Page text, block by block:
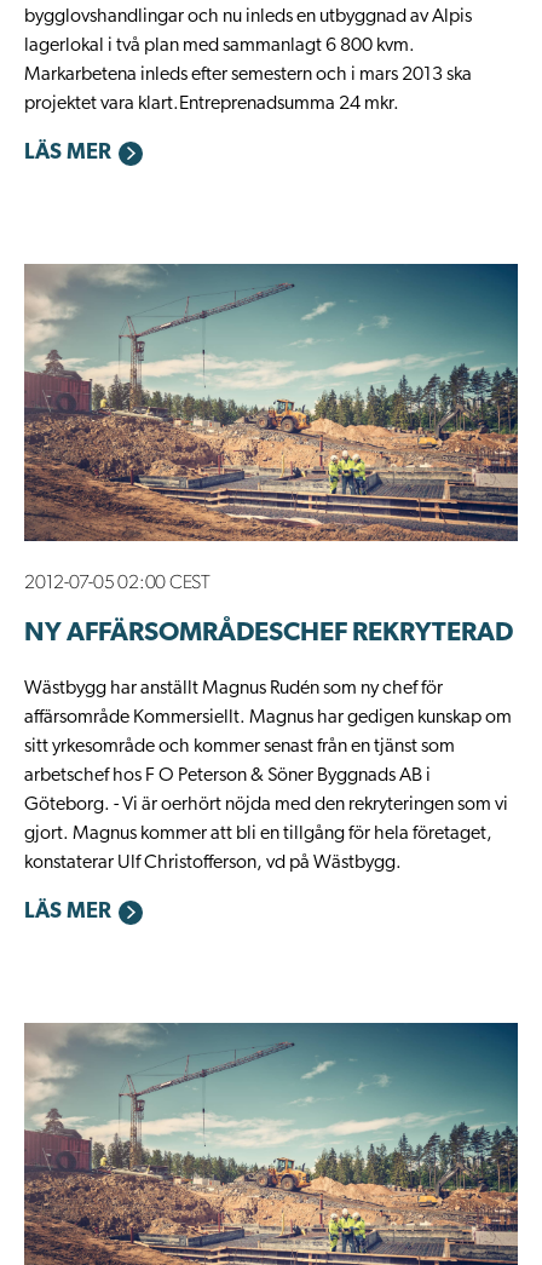
bygglovshandlingar och nu inleds en utbyggnad av Alpis
lagerlokal i två plan med sammanlagt 6 800 kvm.
Markarbetena inleds efter semestern och i mars 2013 ska
projektet vara klart.Entreprenadsumma 24 mkr.
LÄS MER
2012-07-05 02:00 CEST
NY AFFÄRSOMRÅDESCHEF REKRYTERAD
Wästbygg har anställt Magnus Rudén som ny chef för
affärsområde Kommersiellt. Magnus har gedigen kunskap om
sitt yrkesområde och kommer senast från en tjänst som
arbetschef hos F O Peterson & Söner Byggnads AB i
Göteborg. - Vi är oerhört nöjda med den rekryteringen som vi
gjort. Magnus kommer att bli en tillgång för hela företaget,
konstaterar Ulf Christofferson, vd på Wästbygg.
LÄS MER